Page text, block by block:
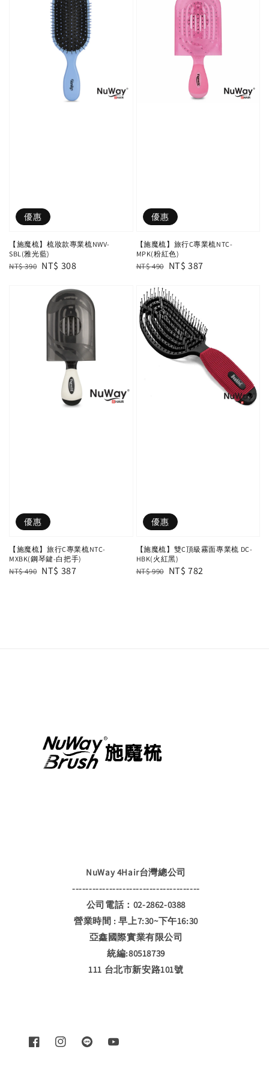
優惠
【施魔梳】梳妝款專業梳NWV-
SBL(雅光藍)
Regular
NT$ 390 Sale
NT$ 308
優惠
【施魔梳】旅行C專業梳NTC-
MPK(粉紅色)
Regular
NT$ 490 Sale
NT$ 387
優惠
【施魔梳】旅行C專業梳NTC-
MXBK(鋼琴鍵-白把手)
Regular
NT$ 490 Sale
NT$ 387
優惠
【施魔梳】雙C頂級霧面專業梳 DC-
HBK(火紅黑)
Regular
NT$ 990 Sale
NT$ 782
NuWay 4Hair台灣總公司
--------------------------------------
公司電話：02-2862-0388
營業時間 : 早上7:30~下午16:30
亞鑫國際實業有限公司
統編:80518739
111 台北市新安路101號